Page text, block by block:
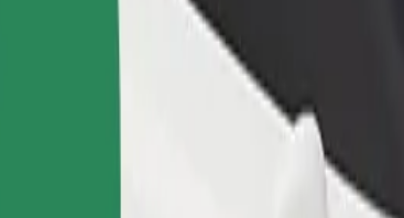
Airport Central Poland (LCJ)? Explorá nuestros
Descargá la app de Bolt